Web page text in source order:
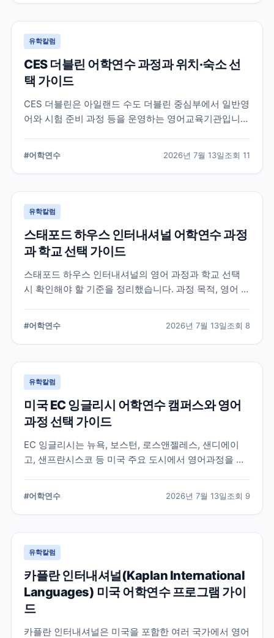
유학칼럼
CES 더블린 어학연수 과정과 위치·숙소 선
택 가이드
CES 더블린은 아일랜드 수도 더블린 중심부에서 일반영
어와 시험 준비 과정 등을 운영하는 영어교육기관입니
#어학연수 2026년 7월 13일조회 11
유학칼럼
스태포드 하우스 인터내셔널 어학연수 과정
과 학교 선택 가이드
스태포드 하우스 인터내셔널의 영어 과정과 학교 선택
시 확인해야 할 기준을 정리했습니다. 과정 목적, 영어 수
#어학연수 2026년 7월 13일조회 8
유학칼럼
미국 EC 잉글리시 어학연수 캠퍼스와 영어
과정 선택 가이드
EC 잉글리시는 뉴욕, 보스턴, 로스앤젤레스, 샌디에이
고, 샌프란시스코 등 미국 주요 도시에서 영어과정을 안
할 내용을 정리합니다.
#어학연수 2026년 7월 13일조회 9
유학칼럼
카플란 인터내셔널(Kaplan International
Languages) 미국 어학연수 프로그램 가이
드
카플란 인터내셔널은 미국을 포함한 여러 국가에서 영어